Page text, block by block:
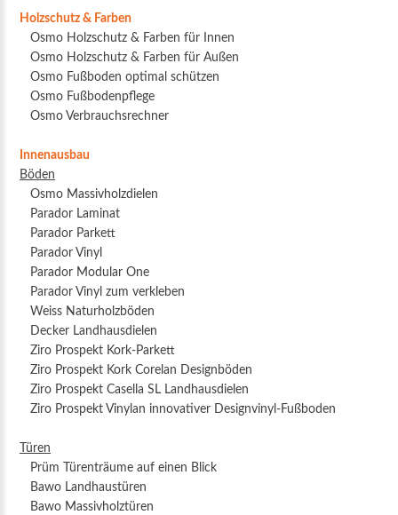
Holzschutz & Farben
Osmo Holzschutz & Farben für Innen
Osmo Holzschutz & Farben für Außen
Osmo Fußboden optimal schützen
Osmo Fußbodenpflege
Osmo Verbrauchsrechner
Innenausbau
Böden
Osmo Massivholzdielen
Parador Laminat
Parador Parkett
Parador Vinyl
Parador Modular One
Parador Vinyl zum verkleben
Weiss Naturholzböden
Decker Landhausdielen
Ziro Prospekt Kork-Parkett
Ziro Prospekt Kork Corelan Designböden
Ziro Prospekt Casella SL Landhausdielen
Ziro Prospekt Vinylan innovativer Designvinyl-Fußboden
Türen
Prüm Türenträume auf einen Blick
Bawo Landhaustüren
Bawo Massivholztüren